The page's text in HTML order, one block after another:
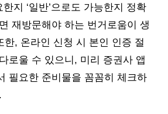
한지 ‘일반’으로도 가능한지 정확
재방문해야 하는 번거로움이 생
한, 온라인 신청 시 본인 인증 절
로울 수 있으니, 미리 증권사 앱
필요한 준비물을 꼼꼼히 체크하